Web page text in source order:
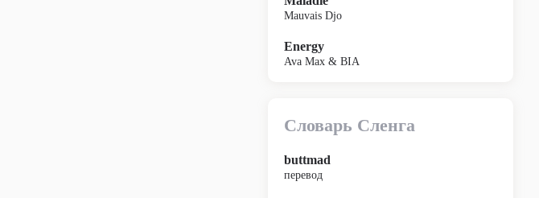
Mauvais Djo
Energy
Ava Max & BIA
Словарь Сленга
buttmad
перевод